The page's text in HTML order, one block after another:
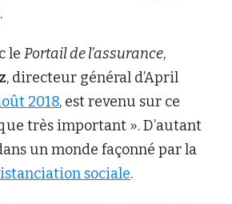
.
le Portail de l’assurance,
, directeur général d’April
2018, est revenu sur ce
très important ». D’autant
un monde façonné par la
sociale.